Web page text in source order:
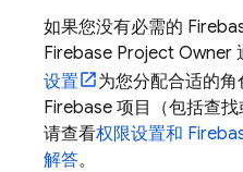
如果您没有必需的
Firebase Project Owner
设置
为您分配合适的
Firebase 项目（包括查
请查看权限设置和
解答。